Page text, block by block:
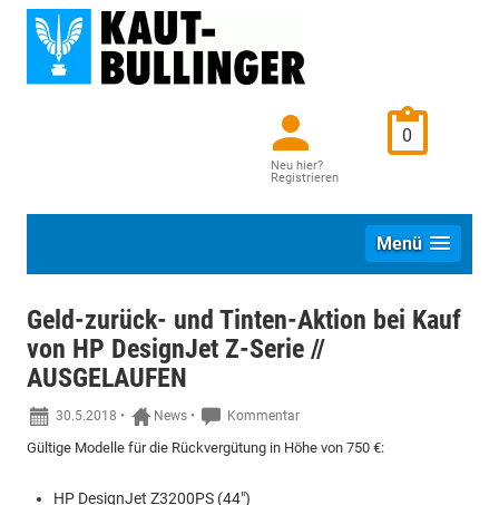
Neu hier?
Registrieren
0
Menü
Geld-zurück- und Tinten-Aktion bei Kauf
von HP DesignJet Z-Serie //
AUSGELAUFEN
30.5.2018 • News • Kommentar
Gültige Modelle für die Rückvergütung in Höhe von 750 €:
HP DesignJet Z3200PS (44")